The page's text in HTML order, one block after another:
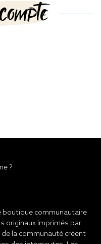
?
boutique communautaire
originaux imprimés par
la communauté créent